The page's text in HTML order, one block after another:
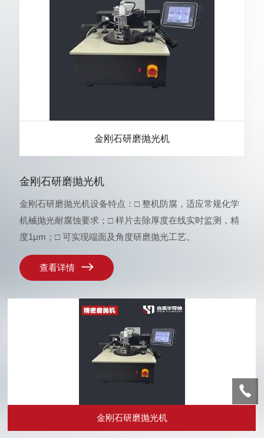
金刚石研磨抛光机
金刚石研磨抛光机
金刚石研磨抛光机设备特点：□ 整机防腐，适应常规化学
机械抛光耐腐蚀要求；□ 样片去除厚度在线实时监测，精
度1μm；□ 可实现端面及角度研磨抛光工艺。
查看详情
金刚石研磨抛光机